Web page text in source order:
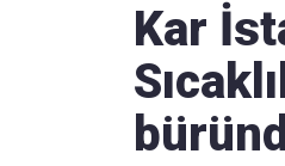
Kar